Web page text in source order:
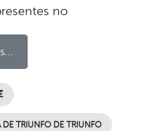
no
DE TRIUNFO DE TRIUNFO